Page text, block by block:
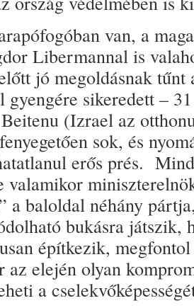
van, a
Libermannal is
jó megoldásnak
gyengére sikeredett –
(Izrael az
sok, és
erős prés.
valamikor
a baloldal néhány
bukásra játszik,
építkezik,
az elején olyan
a